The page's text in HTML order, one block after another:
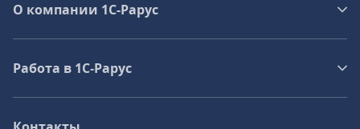
О компании 1C-Рарус
Работа в 1С‑Рарус